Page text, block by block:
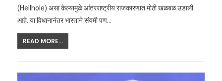
(Hellhole) असा केल्यामुळे आंतरराष्ट्रीय राजकारणात मोठी खळबळ उडाली
आहे. या विधानानंतर भारताने संयमी पण
READ MORE...